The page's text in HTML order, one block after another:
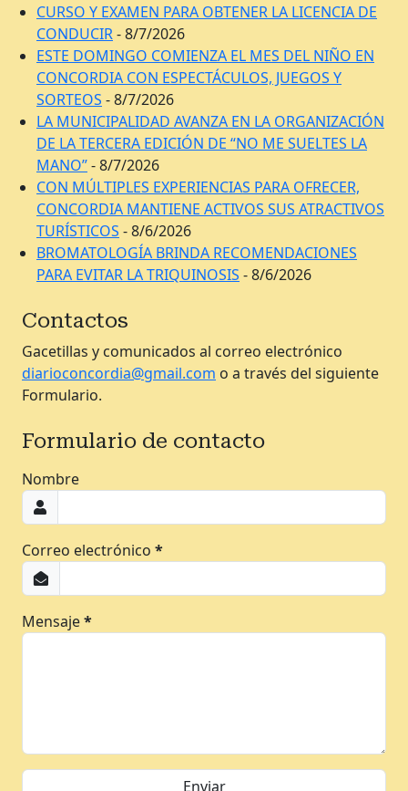
CURSO Y EXAMEN PARA OBTENER LA LICENCIA DE
CONDUCIR- 8/7/2026
ESTE DOMINGO COMIENZA EL MES DEL NIÑO EN
CONCORDIA CON ESPECTÁCULOS, JUEGOS Y
SORTEOS - 8/7/2026
LA MUNICIPALIDAD AVANZA EN LA ORGANIZACIÓN
DE LA TERCERA EDICIÓN DE “NO ME SUELTES LA
MANO”- 8/7/2026
CON MÚLTIPLES EXPERIENCIAS PARA OFRECER,
CONCORDIA MANTIENE ACTIVOS SUS ATRACTIVOS
TURÍSTICOS - 8/6/2026
BROMATOLOGÍA BRINDA RECOMENDACIONES
PARA EVITAR LA TRIQUINOSIS - 8/6/2026
Contactos
Gacetillas y comunicados al correo electrónico
diarioconcordia@gmail.com o a través del siguiente
Formulario.
Formulario de contacto
Nombre
Correo electrónico *
Mensaje*